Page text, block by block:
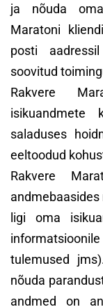
ja nõuda
Maratoni
posti
soovitud
Rakvere
isikuandmete
saladuses
eeltoodud
Rakvere
andmebaasides
ligi oma
tulemused
nõuda
andmed on